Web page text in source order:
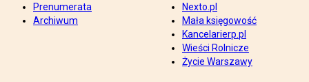
Prenumerata
Archiwum
Nexto.pl
Mała księgowość
Kancelarierp.pl
Wieści Rolnicze
Życie Warszawy